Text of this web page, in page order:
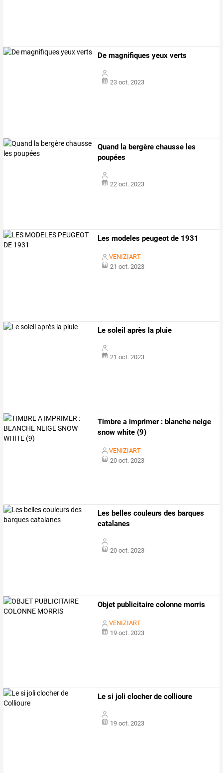
De magnifiques yeux verts
23 oct. 2023
Quand la bergère chausse les
poupées
22 oct. 2023
Les modeles peugeot de 1931
VENIZIART
21 oct. 2023
Le soleil après la pluie
21 oct. 2023
Timbre a imprimer : blanche neige
snow white (9)
VENIZIART
20 oct. 2023
Les belles couleurs des barques
catalanes
20 oct. 2023
Objet publicitaire colonne morris
VENIZIART
19 oct. 2023
Le si joli clocher de collioure
19 oct. 2023